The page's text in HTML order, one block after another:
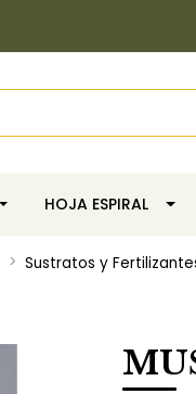
HOJA ESPIRAL
Sustratos y